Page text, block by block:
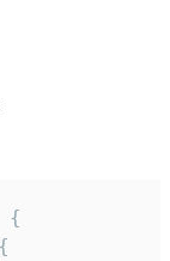
{